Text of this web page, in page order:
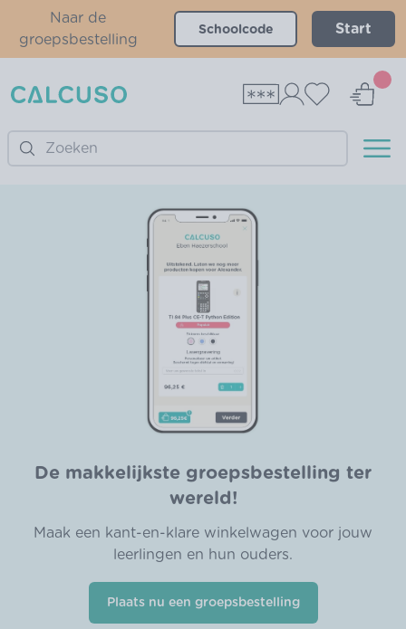
Naar de
groepsbestelling
Start
Search
De makkelijkste groepsbestelling ter
wereld!
Maak een kant-en-klare winkelwagen voor jouw
leerlingen en hun ouders.
Plaats nu een groepsbestelling